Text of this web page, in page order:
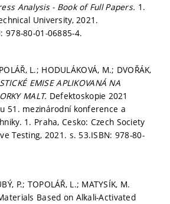
Analysis - Book of Full Papers. 1.
University, 2021.
978-80-01-06885-4.
L.; HODULÁKOVÁ, M.; DVOŘÁK,
EMISE APLIKOVANÁ NA
MALT. Defektoskopie 2021
51. mezinárodní konference a
1. Praha, Cesko: Czech Society
Testing, 2021. s. 53.ISBN: 978-80-
P.; TOPOLÁŘ, L.; MATYSÍK, M.
Based on Alkali-Activated